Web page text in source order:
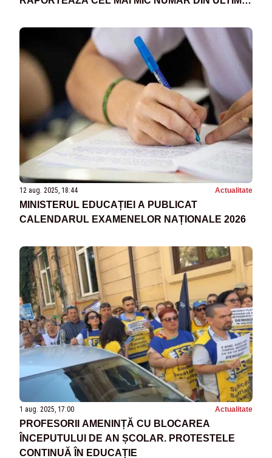
12 aug. 2025, 18:44 Actualitate
MINISTERUL EDUCAȚIEI A PUBLICAT
CALENDARUL EXAMENELOR NAȚIONALE 2026
1 aug. 2025, 17:00 Actualitate
PROFESORII AMENINȚĂ CU BLOCAREA
ÎNCEPUTULUI DE AN ȘCOLAR. PROTESTELE
CONTINUĂ ÎN EDUCAȚIE